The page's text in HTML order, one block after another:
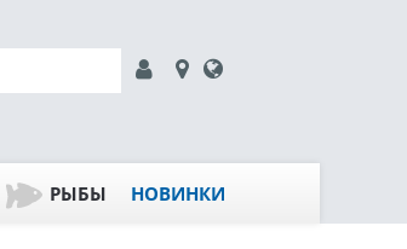
РЫБЫ НОВИНКИ